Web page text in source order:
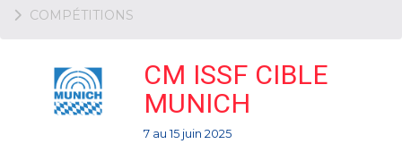
COMPÉTITIONS
CM ISSF CIBLE
MUNICH
7 au 15 juin 2025